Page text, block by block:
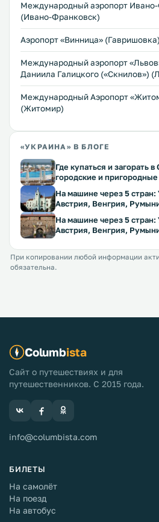
Международный аэропорт
(Ивано-Франковск)
Аэропорт «Винница»
Междунарoдный аэропорт
Даниила Галицкого («Скнилов»)
Международный Аэропорт
(Житомир)
«УКРАИНА» В БЛОГЕ
Где купаться и загорать
городские и
На машине через 5 стран:
Австрия, Венгрия,
На машине через 5 стран:
Австрия, Венгрия,
При копировании любой информации
обязательна.
Columbista
Сайт о путешествиях и для
путешественников. С 2015 года.
info@columbista.com
БИЛЕТЫ
На самолёт
На поезд
На автобус